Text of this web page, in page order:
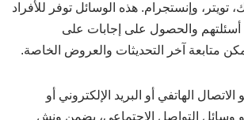
وإنستجرام. هذه الوسائل توفر للأفراد
والحصول على إجابات على
متابعة آخر التحديثات والعروض الخاصة.
الهاتفي أو البريد الإلكتروني أو
وسائل التواصل الاجتماعي، يضمن ونش